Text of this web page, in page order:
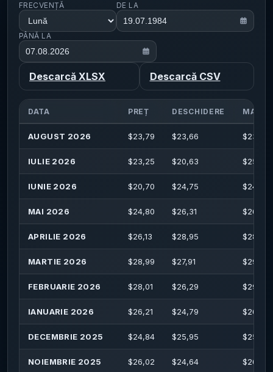
FRECVENȚĂ DE LA
PÂNĂ LA
Descarcă XLSX Descarcă CSV
DATA PREȚ DESCHIDERE MAXIM
AUGUST 2026 $23,79 $23,66 $23,91
IULIE 2026 $23,25 $20,63 $25,32
IUNIE 2026 $20,70 $24,75 $24,90
MAI 2026 $24,80 $26,31 $26,46
APRILIE 2026 $26,13 $28,95 $28,97
MARTIE 2026 $28,99 $27,91 $29,44
FEBRUARIE 2026 $28,01 $26,29 $29,30
IANUARIE 2026 $26,21 $24,79 $26,29
DECEMBRIE 2025 $24,84 $25,95 $25,97
NOIEMBRIE 2025 $26,02 $24,64 $26,21